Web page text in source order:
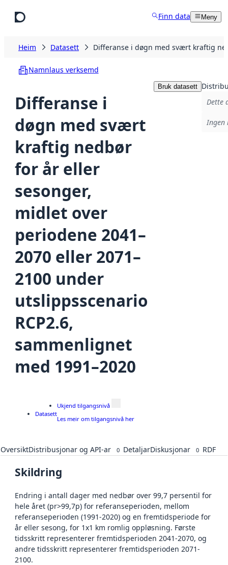
Finn data Meny
Heim Datasett Differanse i døgn med svært kraftig
Namnlaus verksemd
Differanse i
døgn med svært
kraftig nedbør
for år eller
sesonger,
midlet over
periodene 2041–
2070 eller 2071–
2100 under
utslippsscenario
RCP2.6,
sammenlignet
med 1991–2020
Bruk datasett
Dette
Ingen
Datasett
Ukjend tilgangsnivå
Les meir om tilgangsnivå her
OversiktDistribusjonar og API-ar 0 DetaljarDiskusjonar 0 RDF
Skildring
Endring i antall dager med nedbør over 99,7 persentil for
hele året (pr>99,7p) for referanseperioden, mellom
referanseperioden (1991-2020) og en fremtidsperiode for
år eller sesong, for 1x1 km romlig oppløsning. Første
tidsskritt representerer fremtidsperioden 2041-2070, og
andre tidsskritt representerer fremtidsperioden 2071-
2100.